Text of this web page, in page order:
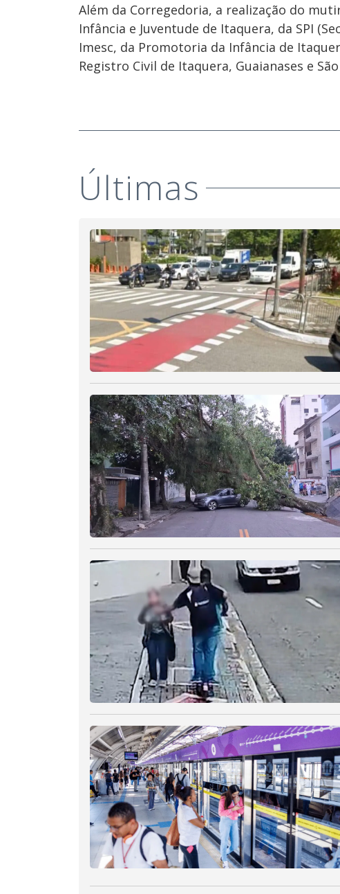
Além da Corregedoria, a realização do
Infância e Juventude de Itaquera, da SPI
Imesc, da Promotoria da Infância de
Registro Civil de Itaquera, Guaianases e
Últimas